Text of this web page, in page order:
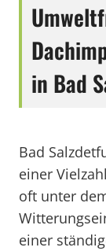
in Bad
Bad
einer
oft unter
einer